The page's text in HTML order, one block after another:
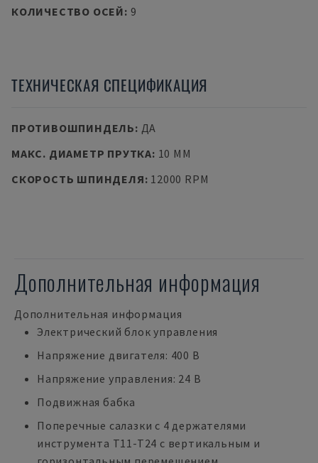
КОЛИЧЕСТВО ОСЕЙ: 9
ТЕХНИЧЕСКАЯ СПЕЦИФИКАЦИЯ
ПРОТИВОШПИНДЕЛЬ: ДА
МАКС. ДИАМЕТР ПРУТКА: 10 MM
СКОРОСТЬ ШПИНДЕЛЯ: 12000 RPM
Дополнительная информация
Дополнительная информация
Электрический блок управления
Напряжение двигателя: 400 В
Напряжение управления: 24 В
Подвижная бабка
Поперечные салазки с 4 держателями
инструмента T11-T24 с вертикальным и